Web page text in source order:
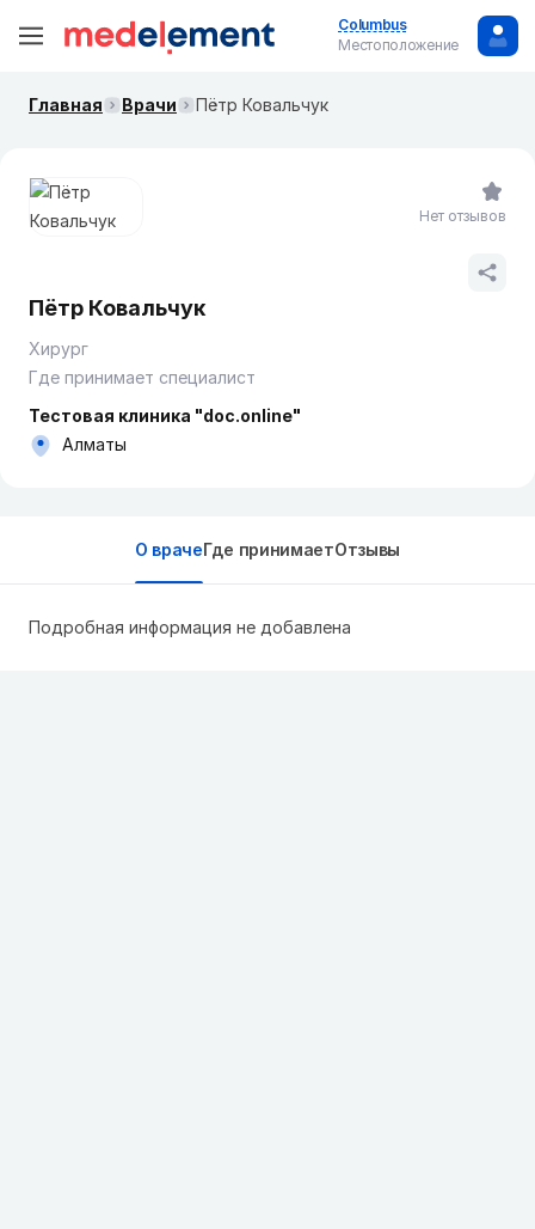
Columbus
Местоположение
Главная Врачи Пётр Ковальчук
Пётр Ковальчук
Хирург
Где принимает специалист
Тестовая клиника "doc.online"
Алматы
Нет отзывов
О врачеГде принимаетОтзывы
Подробная информация не добавлена